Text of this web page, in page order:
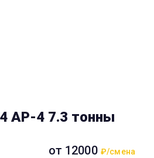
AP-4 7.3 тонны
от 12000 ₽/смена